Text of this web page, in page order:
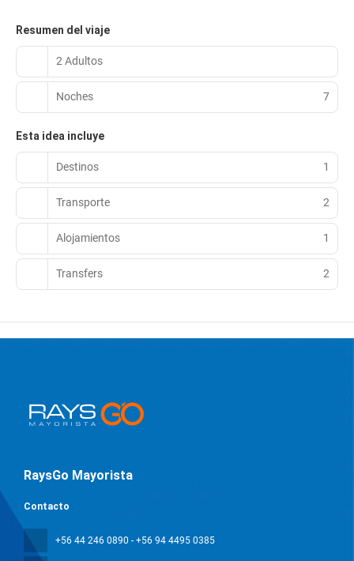
Resumen del viaje
2 Adultos
Noches 7
Esta idea incluye
Destinos 1
Transporte 2
Alojamientos 1
Transfers 2
RaysGo Mayorista
Contacto
+56 44 246 0890 - +56 94 4495 0385